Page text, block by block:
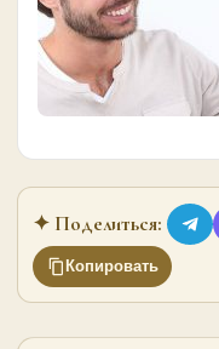
✦ Поделиться:
Копировать